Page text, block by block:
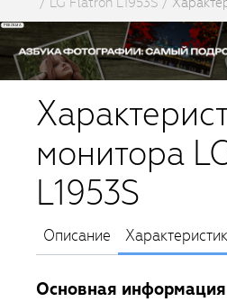
монитора
L1953S
Описание
Основная информация